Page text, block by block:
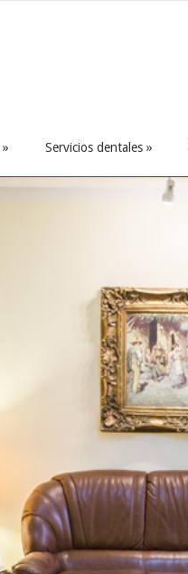
» Servicios dentales »